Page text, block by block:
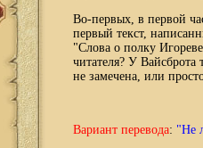
Во-первых, в первой
первый текст,
"Слова о полку
читателя? У
не замечена, или
Вариант перевода: "Не